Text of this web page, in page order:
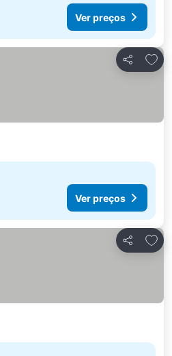
Ver preços
Partilhar
Ver preços
Partilhar